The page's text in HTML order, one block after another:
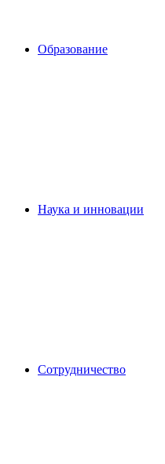
Образование
Наука и инновации
Сотрудничество